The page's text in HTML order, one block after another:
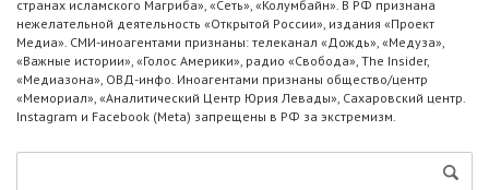
странах исламского Магриба», «Сеть», «Колумбайн». В РФ признана
нежелательной деятельность «Открытой России», издания «Проект
Медиа». СМИ-иноагентами признаны: телеканал «Дождь», «Медуза»,
«Важные истории», «Голос Америки», радио «Свобода», The Insider,
«Медиазона», ОВД-инфо. Иноагентами признаны общество/центр
«Мемориал», «Аналитический Центр Юрия Левады», Сахаровский центр.
Instagram и Facebook (Metа) запрещены в РФ за экстремизм.